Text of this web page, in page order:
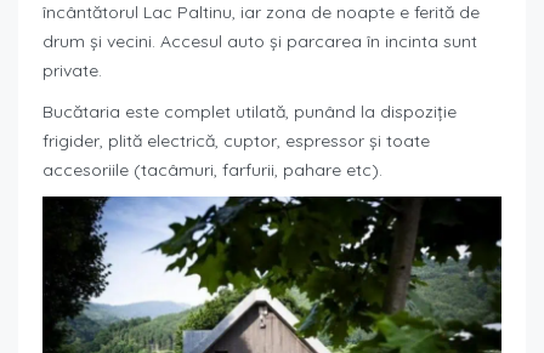
încântătorul Lac Paltinu, iar zona de noapte e ferită de
drum și vecini. Accesul auto și parcarea în incinta sunt
private.
Bucătaria este complet utilată, punând la dispoziție
frigider, plită electrică, cuptor, espressor și toate
accesoriile (tacâmuri, farfurii, pahare etc).